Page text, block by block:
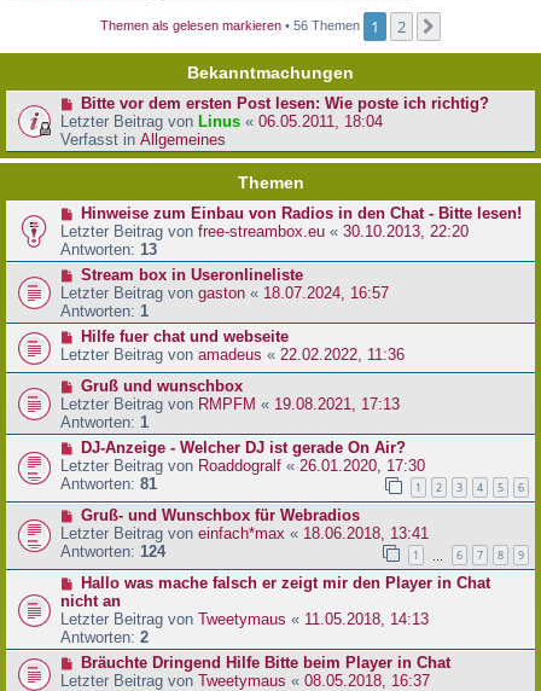
Themen als gelesen markieren • 56 Themen 1 2
Bekanntmachungen
Bitte vor dem ersten Post lesen: Wie poste ich richtig?
Letzter Beitrag von Linus « 06.05.2011, 18:04
Verfasst in Allgemeines
Themen
Hinweise zum Einbau von Radios in den Chat - Bitte lesen!
Letzter Beitrag von free-streambox.eu « 30.10.2013, 22:20
Antworten: 13
Stream box in Useronlineliste
Letzter Beitrag von gaston « 18.07.2024, 16:57
Antworten: 1
Hilfe fuer chat und webseite
Letzter Beitrag von amadeus « 22.02.2022, 11:36
Gruß und wunschbox
Letzter Beitrag von RMPFM « 19.08.2021, 17:13
Antworten: 1
DJ-Anzeige - Welcher DJ ist gerade On Air?
Letzter Beitrag von Roaddogralf « 26.01.2020, 17:30
Antworten: 81 1 2 3 4 5 6
Gruß- und Wunschbox für Webradios
Letzter Beitrag von einfach*max « 18.06.2018, 13:41
Antworten: 124 1 6 7 8 9
Hallo was mache falsch er zeigt mir den Player in Chat
nicht an
Letzter Beitrag von Tweetymaus « 11.05.2018, 14:13
Antworten: 2
Bräuchte Dringend Hilfe Bitte beim Player in Chat
Letzter Beitrag von Tweetymaus « 08.05.2018, 16:37